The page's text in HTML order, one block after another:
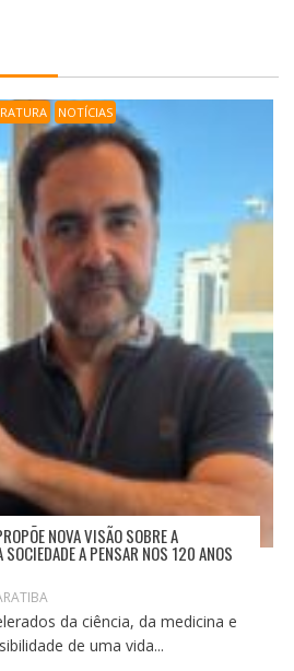
NOTÍCIAS
NOVA VISÃO SOBRE A
SOCIEDADE A PENSAR NOS 120 ANOS
da ciência, da medicina e
de uma vida...